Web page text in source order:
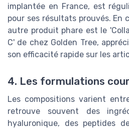
implantée en France, est
pour ses résultats prouvés. En
autre produit phare est le
C' de chez Golden Tree,
son efficacité rapide sur les
4. Les formulations
Les compositions varient
retrouve souvent des
hyaluronique, des peptides